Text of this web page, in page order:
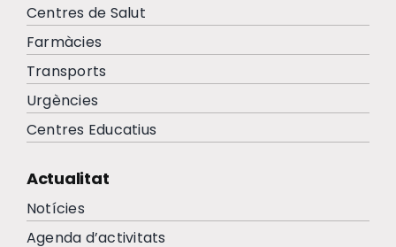
Centres de Salut
Farmàcies
Transports
Urgències
Centres Educatius
Actualitat
Notícies
Agenda d’activitats